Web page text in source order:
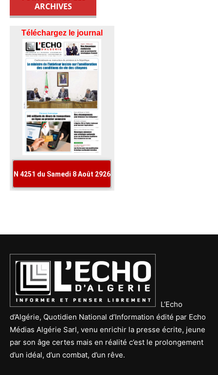
ARCHIVES
L’Echo
d’Algérie, Quotidien National d’Information édité par Echo
Médias Algérie Sarl, venu enrichir la presse écrite, jeune
par son âge certes mais en réalité c’est le prolongement
d’un idéal, d’un combat, d’un rêve.